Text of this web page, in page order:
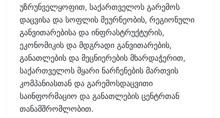
უზრუნველყოფით, საქართველოს გარემოს
დაცვისა და სოფლის მეურნეობის, რეგიონული
განვითარებისა და ინფრასტრუქტურის,
ეკონომიკის და მდგრადი განვითარების,
განათლების და მეცნიერების მხარდაჭერით,
საქართველოს მყარი ნარჩენების მართვის
კომპანიასთან და გარემოსდაცვითი
საინფორმაციო და განათლების ცენტრთან
თანამშრომლობით.